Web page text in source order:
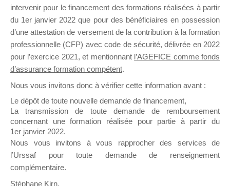
Ce groupe est destiné aux Organismes de
Formation qui souhaitent répondre à l’Appel à
Propositions Mallette du Dirigeant.
Ce groupe propose un forum dédié au support
sur lequel il est possible de laisser un message
ou poser une question.
NB : Il est nécessaire d’être
pouvoir rejoindre ce groupe
intervenir pour le financement des formations réalisées à partir
du 1er janvier 2022 que pour des bénéficiaires en possession
d’une attestation de versement de la contribution à la formation
professionnelle (CFP) avec code de sécurité, délivrée en 2022
pour l’exercice 2021, et mentionnant l’AGEFICE comme fonds
d’assurance formation compétent.
Nous vous invitons donc à vérifier cette information avant :
Le dépôt de toute nouvelle demande de financement,
La transmission de toute demande de remboursement
concernant une formation réalisée pour partie à partir du
1er janvier 2022.
Nous vous invitons à vous rapprocher des services de
l’Urssaf pour toute demande de renseignement
complémentaire.
Stéphane Kirn,